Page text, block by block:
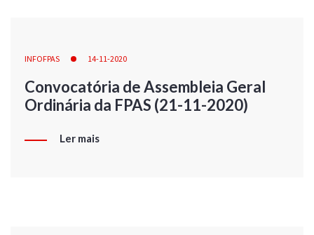
INFOFPAS 14-11-2020
Convocatória de Assembleia Geral
Ordinária da FPAS (21-11-2020)
Ler mais